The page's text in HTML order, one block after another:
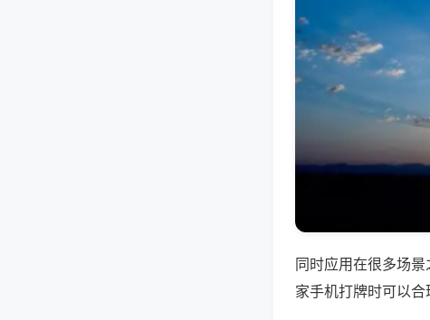
同时应用在很多场
家手机打牌时可以合